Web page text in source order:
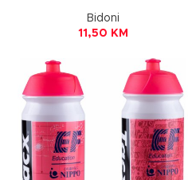
Bidoni
11,50 KM